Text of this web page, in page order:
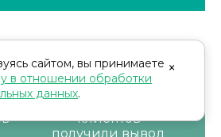
клиентов
получили вывод
×
сайтом, вы принимаете
в отношении обработки
данных.